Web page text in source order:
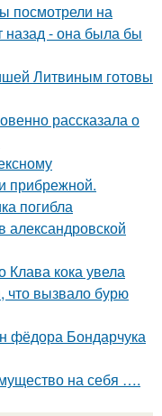
посмотрели на
назад - она была бы
Литвиным готовы
рассказала о
прибрежной.
погибла
александровской
Клава кока увела
что вызвало бурю
фёдора Бондарчука
на себя ….